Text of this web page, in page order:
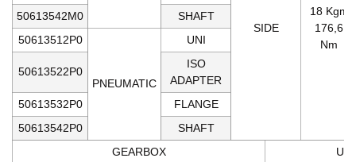
SIDE
18 Kgm
176,6
Nm
50613542M0
SHAFT
50613512P0
PNEUMATIC
UNI
50613522P0
ISO
ADAPTER
50613532P0
FLANGE
50613542P0
SHAFT
GEARBOX